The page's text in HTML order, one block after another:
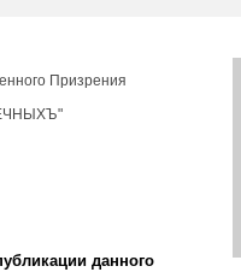
Призрения
данного